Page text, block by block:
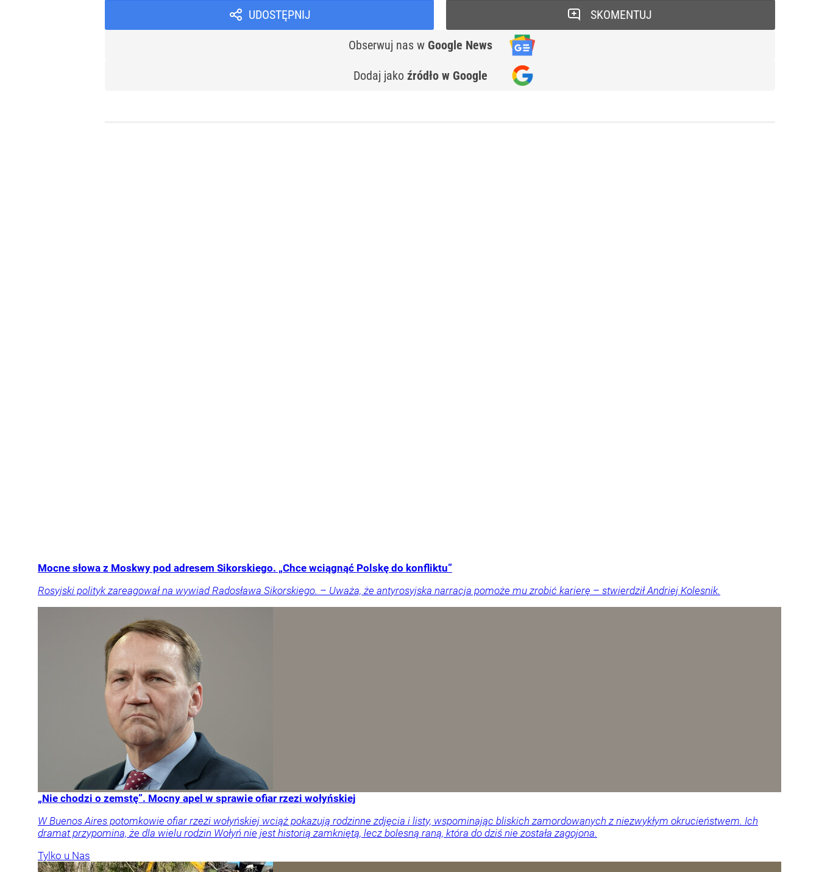
UDOSTĘPNIJ
Obserwuj nas w Google News
Dodaj jako źródło w Google
SKOMENTUJ
Mocne słowa z Moskwy pod adresem Sikorskiego. „Chce wciągnąć Polskę do konfliktu”
Rosyjski polityk zareagował na wywiad Radosława Sikorskiego. – Uważa, że antyrosyjska narracja pomoże mu zrobić karierę – stwierdził Andriej Kolesnik.
„Nie chodzi o zemstę”. Mocny apel w sprawie ofiar rzezi wołyńskiej
W Buenos Aires potomkowie ofiar rzezi wołyńskiej wciąż pokazują rodzinne zdjęcia i listy, wspominając bliskich zamordowanych z niezwykłym okrucieństwem. Ich
dramat przypomina, że dla wielu rodzin Wołyń nie jest historią zamkniętą, lecz bolesną raną, która do dziś nie została zagojona.
Tylko u Nas